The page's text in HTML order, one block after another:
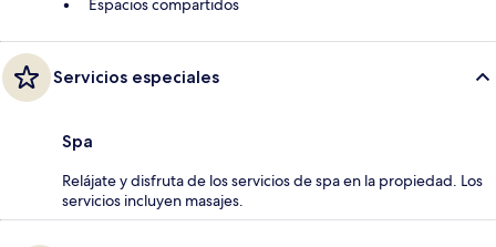
Espacios compartidos
Servicios especiales
Spa
Relájate y disfruta de los servicios de spa en la propiedad. Los
servicios incluyen masajes.